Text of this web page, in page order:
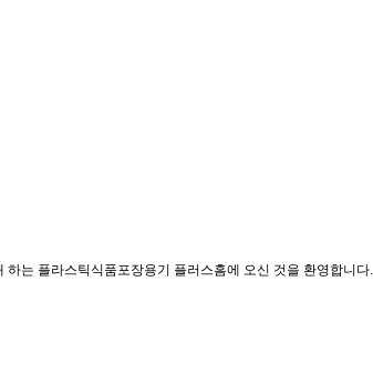
는 플라스틱식품포장용기 플러스홈에 오신 것을 환영합니다.